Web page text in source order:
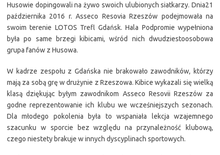
Husowie dopingowali na żywo swoich ulubionych siatkarzy. Dnia21
października 2016 r. Asseco Resovia Rzeszów podejmowała na
swoim terenie LOTOS Trefl Gdańsk. Hala Podpromie wypełniona
była po same brzegi kibicami, wśród nich dwudziestoosobowa
grupa fanów z Husowa.
W kadrze zespołu z Gdańska nie brakowało zawodników, którzy
mają za sobą grę w drużynie z Rzeszowa. Kibice wykazali się wielką
klasą dziękując byłym zawodnikom Asseco Resovii Rzeszów za
godne reprezentowanie ich klubu we wcześniejszych sezonach.
Dla młodego pokolenia była to wspaniała lekcja wzajemnego
szacunku w sporcie bez względu na przynależność klubową,
czego niestety brakuje w innych dyscyplinach sportowych.